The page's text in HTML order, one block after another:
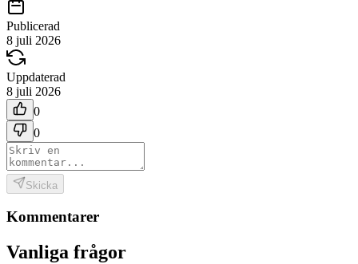
Publicerad
8 juli 2026
Uppdaterad
8 juli 2026
0
0
Skicka
Kommentarer
Vanliga frågor